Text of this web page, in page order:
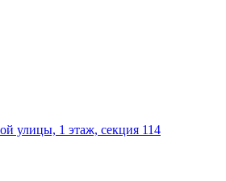
улицы, 1 этаж, секция 114